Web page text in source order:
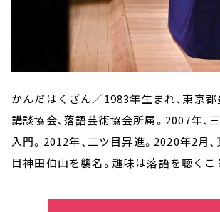
かんだはくざん／1983年生まれ、東京
講談協会、落語芸術協会所属。2007年、
入門。2012年、二ツ目昇進。2020年2月
目神田伯山を襲名。趣味は落語を聴くこ